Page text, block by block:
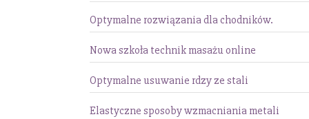
Optymalne rozwiązania dla chodników.
Nowa szkoła technik masażu online
Optymalne usuwanie rdzy ze stali
Elastyczne sposoby wzmacniania metali